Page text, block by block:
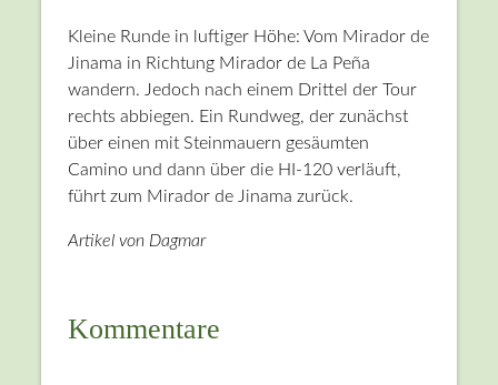
Kleine Runde in luftiger Höhe: Vom Mirador de
Jinama in Richtung Mirador de La Peña
wandern. Jedoch nach einem Drittel der Tour
rechts abbiegen. Ein Rundweg, der zunächst
über einen mit Steinmauern gesäumten
Camino und dann über die HI-120 verläuft,
führt zum Mirador de Jinama zurück.
Artikel von Dagmar
Kommentare